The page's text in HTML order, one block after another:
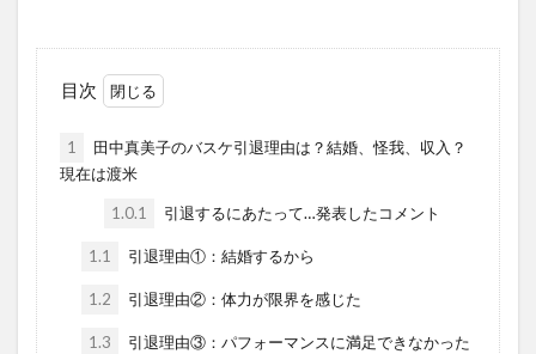
目次
1
田中真美子のバスケ引退理由は？結婚、怪我、収入？
現在は渡米
1.0.1 引退するにあたって…発表したコメント
1.1 引退理由①：結婚するから
1.2 引退理由②：体力が限界を感じた
1.3 引退理由③：パフォーマンスに満足できなかった